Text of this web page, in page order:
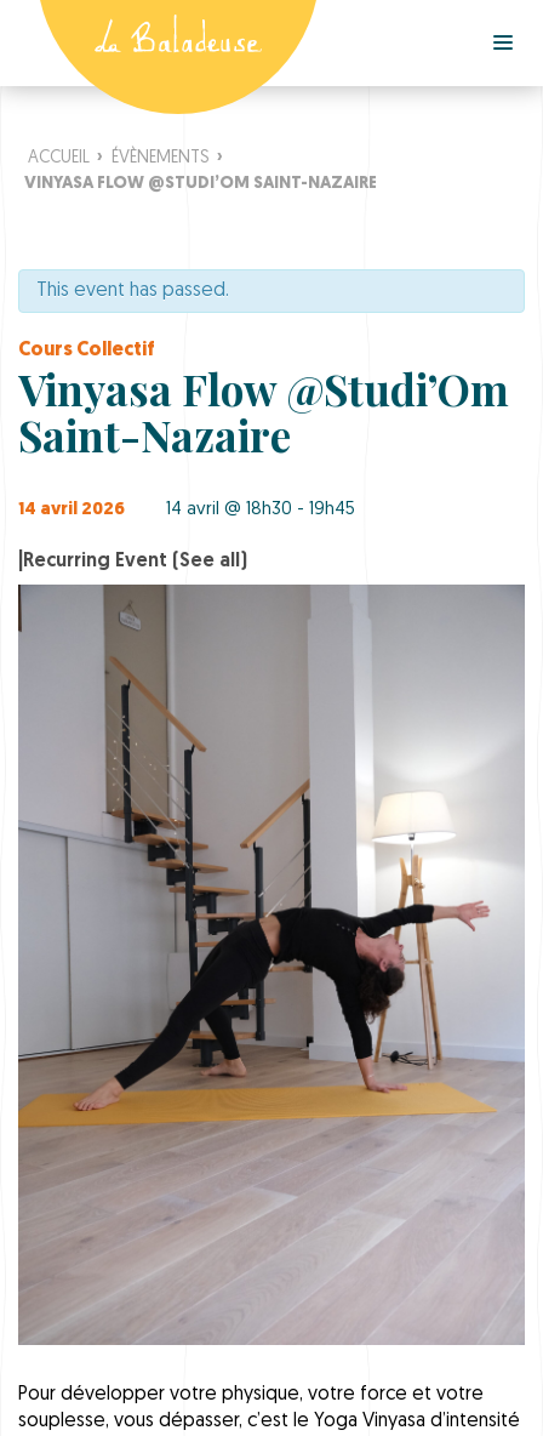
ACCUEIL › ÉVÈNEMENTS ›
VINYASA FLOW @STUDI’OM SAINT-NAZAIRE
This event has passed.
Cours Collectif
Vinyasa Flow @Studi’Om
Saint-Nazaire
14 avril 2026 14 avril @ 18h30 - 19h45
Recurring Event (See all)
Pour développer votre physique, votre force et votre
souplesse, vous dépasser, c’est le Yoga Vinyasa d’intensité